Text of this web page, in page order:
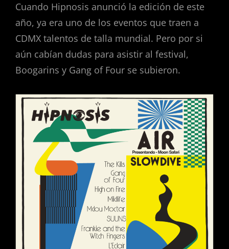
Cuando Hipnosis anunció la edición de este
año, ya era uno de los eventos que traen a
CDMX talentos de talla mundial. Pero por si
aún cabían dudas para asistir al festival,
Boogarins y Gang of Four se subieron.